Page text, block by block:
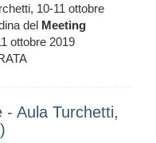
10-11 ottobre
del Meeting
ottobre 2019
- Aula Turchetti,